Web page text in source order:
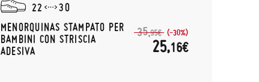
22
30
MENORQUINAS STAMPATO PER
BAMBINI CON STRISCIA
ADESIVA
35,95€ (-30%)
25,16€